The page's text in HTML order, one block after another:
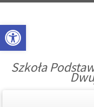
Open toolbar
Szkoła